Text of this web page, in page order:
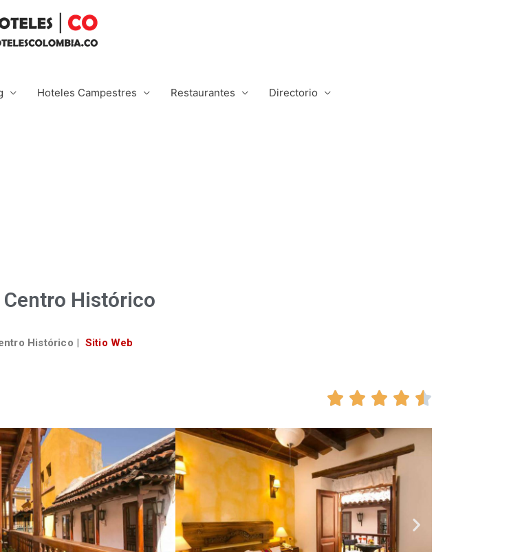
Hoteles Campestres Restaurantes Directorio
Histórico
Histórico | Sitio Web
    